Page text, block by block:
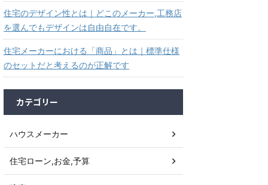
住宅のデザイン性とは｜どこのメーカー,工務店
を選んでもデザインは自由自在です。
住宅メーカーにおける「商品」とは｜標準仕様
のセットだと考えるのが正解です
カテゴリー
ハウスメーカー
住宅ローン,お金,予算